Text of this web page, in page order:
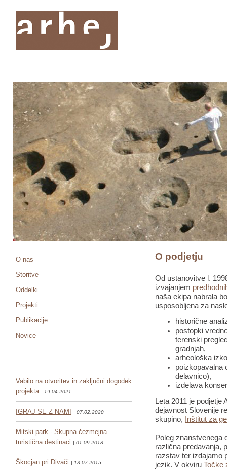
O nas
Storitve
Oddelki
Projekti
Publikacije
Novice
Vabilo na otvoritev in zaključni dogodek
projekta | 19.04.2021
IGRAJ SE Z NAMI | 07.02.2020
Mitski park - Skupna čezmejna
turistična destinaci | 01.09.2018
Škocjan pri Divači | 13.07.2015
O podjetju
Od ustanovitve l.
izvajanjem
naša ekipa nabrala
usposobljena za
historične
postopki
terenski
gradnjah,
arheološka
poizkopavalna
delavnico),
izdelava
Leta 2011 je
dejavnost Slovenije
skupino,
Inštitut za
Poleg znanstvenega
različna predavanja,
razstav ter izdajamo
jezik. V okviru Točke